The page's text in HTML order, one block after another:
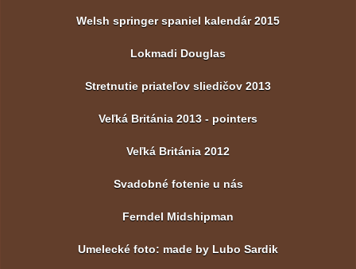
Welsh springer spaniel kalendár 2015
Lokmadi Douglas
Stretnutie priateľov sliedičov 2013
Veľká Británia 2013 - pointers
Veľká Británia 2012
Svadobné fotenie u nás
Ferndel Midshipman
Umelecké foto: made by Lubo Sardik